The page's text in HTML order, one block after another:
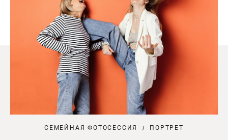
СЕМЕЙНАЯ ФОТОСЕССИЯ ПОРТРЕТ